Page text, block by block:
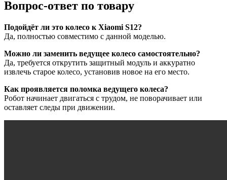
Вопрос-ответ по товару
Подойдёт ли это колесо к Xiaomi S12?
Да, полностью совместимо с данной моделью.
Можно ли заменить ведущее колесо самостоятельно?
Да, требуется открутить защитный модуль и аккуратно
извлечь старое колесо, установив новое на его место.
Как проявляется поломка ведущего колеса?
Робот начинает двигаться с трудом, не поворачивает или
оставляет следы при движении.